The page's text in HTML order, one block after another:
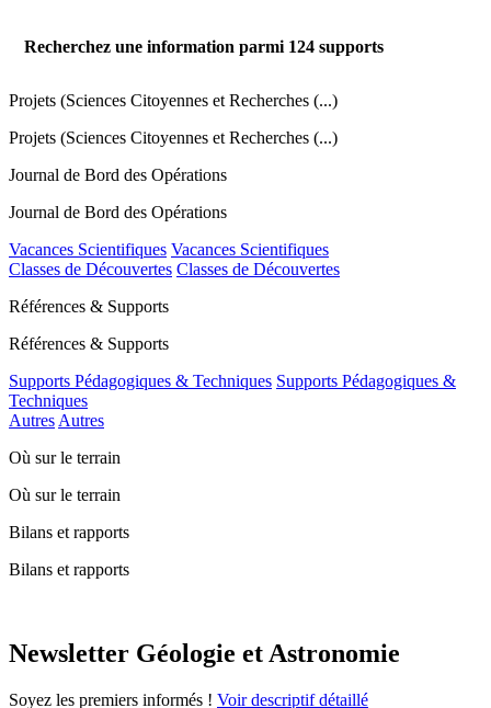
Recherchez une information parmi 124 supports
Projets (Sciences Citoyennes et Recherches (...)
Projets (Sciences Citoyennes et Recherches (...)
Journal de Bord des Opérations
Journal de Bord des Opérations
Vacances Scientifiques Vacances Scientifiques
Classes de Découvertes Classes de Découvertes
Références & Supports
Références & Supports
Supports Pédagogiques & Techniques Supports Pédagogiques &
Techniques
Autres Autres
Où sur le terrain
Où sur le terrain
Bilans et rapports
Bilans et rapports
Newsletter Géologie et Astronomie
Soyez les premiers informés ! Voir descriptif détaillé